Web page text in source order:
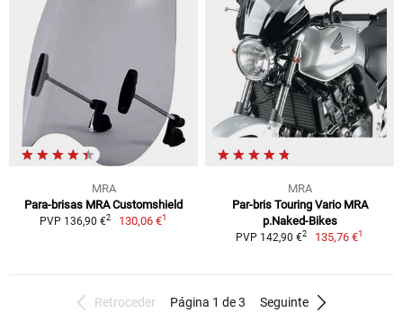
MRA
Para-brisas MRA Customshield
PVP 136,90 €2 130,06 €1
MRA
Par-bris Touring Vario MRA
p.Naked-Bikes
PVP 142,90 €2 135,76 €1
Retroceder Página 1 de 3 Seguinte